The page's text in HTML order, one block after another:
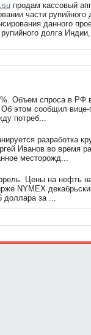
продам кассовый
части рупийного
данного
долга
Объем спроса в РФ
Об этом сообщил
потреб...
разработка
Иванов во время
месторожд...
Цены на нефть
NYMEX
доллара за ...